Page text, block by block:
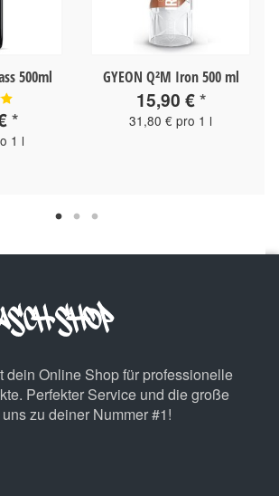
500ml
*
1 l
GYEON Q²M Iron 500 ml
15,90 €*
31,80 € pro 1 l
dein Online Shop für professionelle
Perfekter Service und die große
zu deiner Nummer #1!